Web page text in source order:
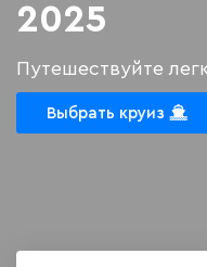
2025
Путешествуйте
Выбрать круиз